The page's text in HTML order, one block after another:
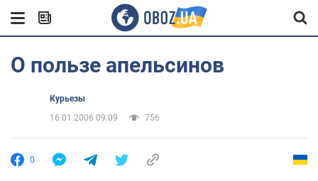
О пользе апельсинов
Курьезы
16.01.2006 09:09
756
0